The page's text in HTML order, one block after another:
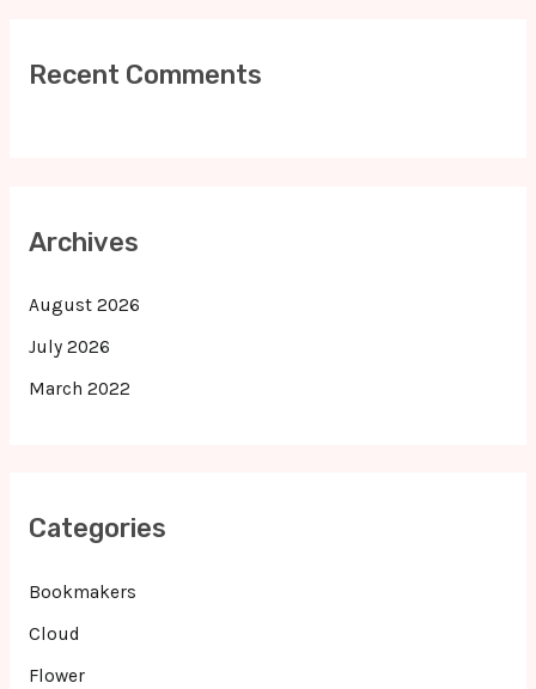
Recent Comments
Archives
August 2026
July 2026
March 2022
Categories
Bookmakers
Cloud
Flower